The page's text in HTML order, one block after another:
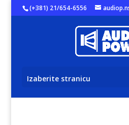
(+381) 21/654-6556
Izaberite stranicu